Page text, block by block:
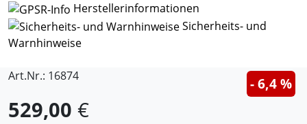
Herstellerinformationen
Sicherheits- und
Warnhinweise
Art.Nr.: 16874
529,00 €
- 6,4 %